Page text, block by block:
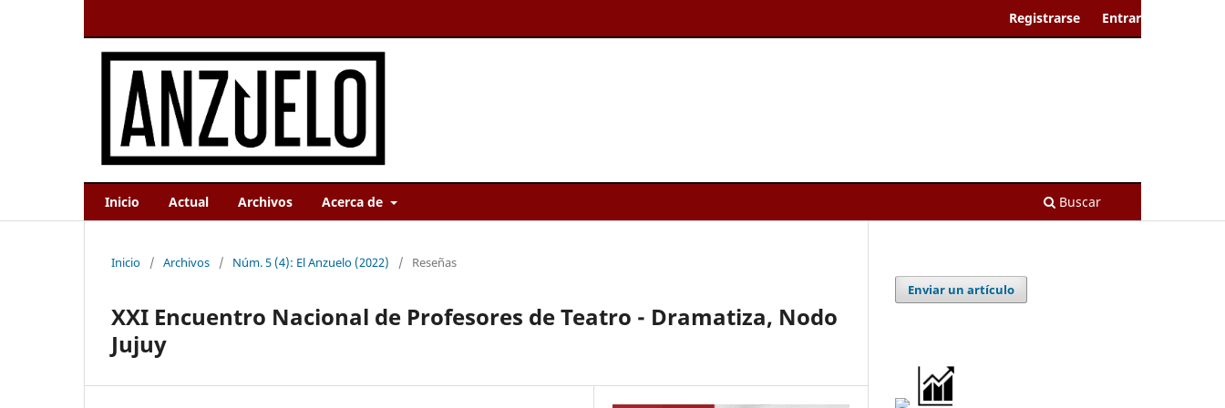
Inicio Actual Archivos Acerca de Buscar
Registrarse Entrar
Inicio / Archivos / Núm. 5 (4): El Anzuelo (2022) / Reseñas
XXI Encuentro Nacional de Profesores de Teatro - Dramatiza, Nodo
Jujuy
Enviar un artículo